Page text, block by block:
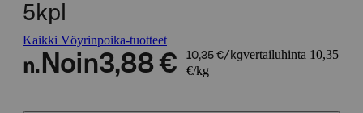
5kpl
Kaikki Vöyrinpoika-tuotteet
n. Noin3,88 € 10,35 €/kgvertailuhinta 10,35
€/kg